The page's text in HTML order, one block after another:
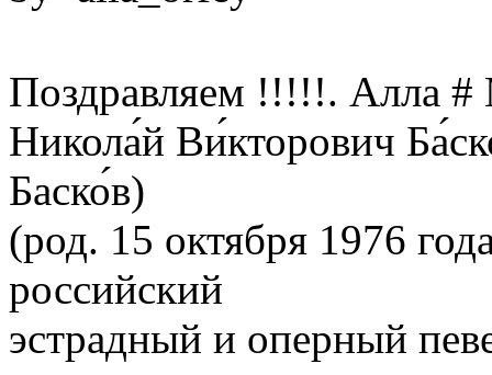
Поздравляем !!!!!. Алла
Никола́й Ви́кторович
Баско́в)
(род. 15 октября 1976
российский
эстрадный и оперный